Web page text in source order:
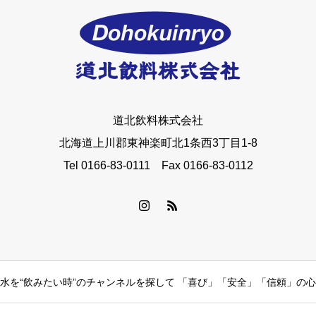
道北飲料株式会社
北海道上川郡東神楽町北1条西3丁目1-8
Tel 0166-83-0111 Fax 0166-83-0112
を“飲みたい時”のチャンネルを探して 「喜び」「安全」「信頼」の